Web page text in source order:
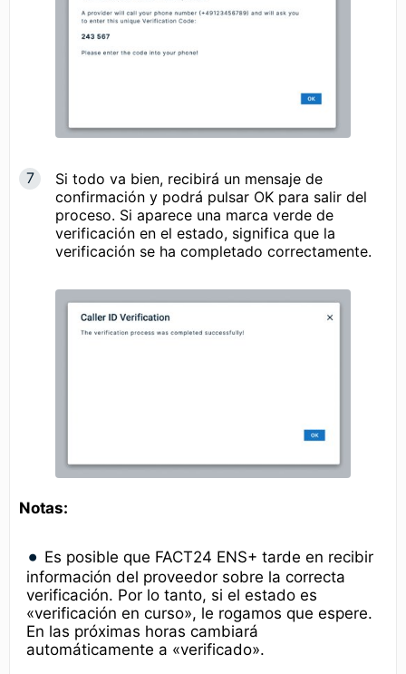
Si todo va bien, recibirá un mensaje de
confirmación y podrá pulsar OK para salir del
proceso. Si aparece una marca verde de
verificación en el estado, significa que la
verificación se ha completado correctamente.
Notas:
Es posible que FACT24 ENS+ tarde en recibir
información del proveedor sobre la correcta
verificación. Por lo tanto, si el estado es
«verificación en curso», le rogamos que espere.
En las próximas horas cambiará
automáticamente a «verificado».